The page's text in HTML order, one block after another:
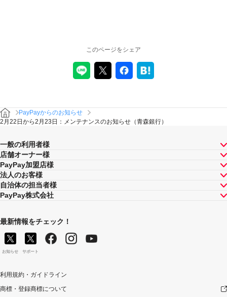
このページをシェア
PayPayからのお知らせ
2月22日から2月23日：メンテナンスのお知らせ（青森銀行）
一般の利用者様
店舗オーナー様
PayPay加盟店様
法人のお客様
自治体の担当者様
PayPay株式会社
最新情報をチェック！
お知らせ サポート
利用規約・ガイドライン
商標・登録商標について